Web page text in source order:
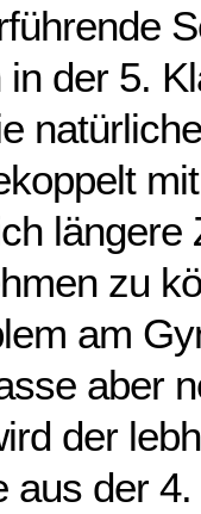
der 5.
längere
zu
am
aber
der
aus der